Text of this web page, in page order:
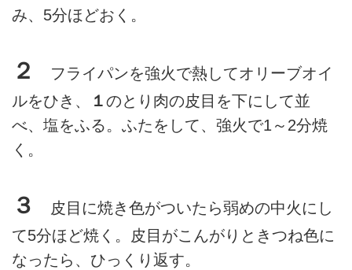
み、5分ほどおく。
２
フライパンを強火で熱してオリーブオイ
ルをひき、
１のとり肉の皮目を下にして並
べ、塩をふる。ふたをして、強火で1～2分焼
く。
３
皮目に焼き色がついたら弱めの中火にし
て5分ほど焼く。皮目がこんがりときつね色に
なったら、ひっくり返す。